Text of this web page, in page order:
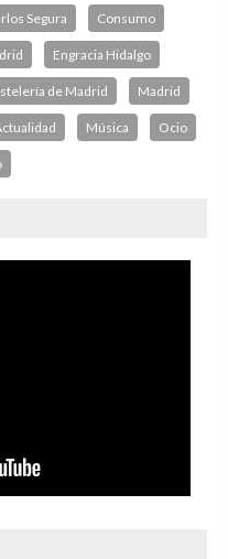
Segura Consumo
Engracia Hidalgo
de Madrid Madrid
Música Ocio